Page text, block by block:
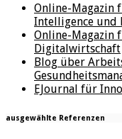
Online-Magazin
Intelligence und
Online-Magazin
Digitalwirtschaft
Blog über
EJournal für
ausgewählte Referenzen